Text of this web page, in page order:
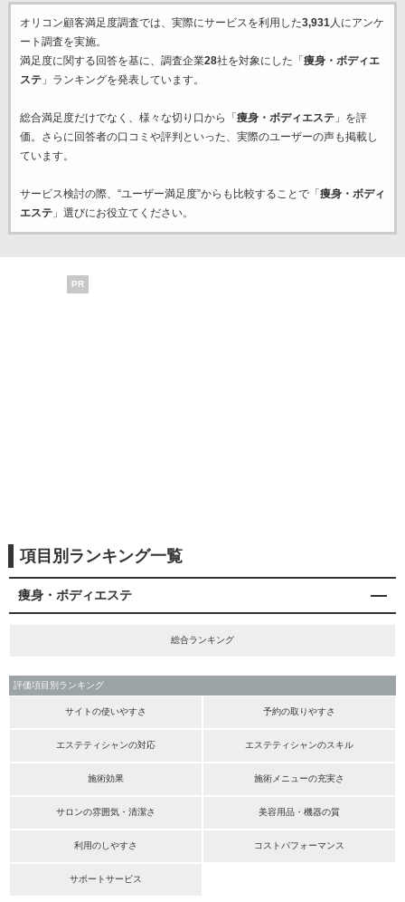
オリコン顧客満足度調査では、実際にサービスを利用した3,931人にアンケ
ート調査を実施。
満足度に関する回答を基に、調査企業28社を対象にした「 痩身・ボディエ
ステ」ランキングを発表しています。
総合満足度だけでなく、様々な切り口から「 痩身・ボディエステ」を評
価。さらに回答者の口コミや評判といった、実際のユーザーの声も掲載し
ています。
サービス検討の際、“ユーザー満足度”からも比較することで「 痩身・ボディ
エステ」選びにお役立てください。
PR
項目別ランキング一覧
痩身・ボディエステ
総合ランキング
評価項目別ランキング
サイトの使いやすさ 予約の取りやすさ
エステティシャンの対応 エステティシャンのスキル
施術効果 施術メニューの充実さ
サロンの雰囲気・清潔さ 美容用品・機器の質
利用のしやすさ コストパフォーマンス
サポートサービス